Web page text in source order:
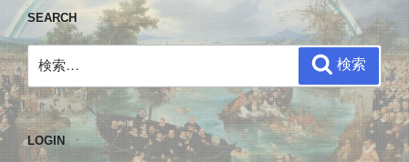
SEARCH
検
検索
LOGIN